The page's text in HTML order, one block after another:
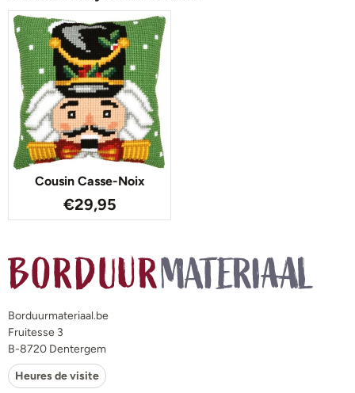
Cousin Casse-Noix
€29,95
Borduurmateriaal.be
Fruitesse 3
B-8720 Dentergem
Heures de visite